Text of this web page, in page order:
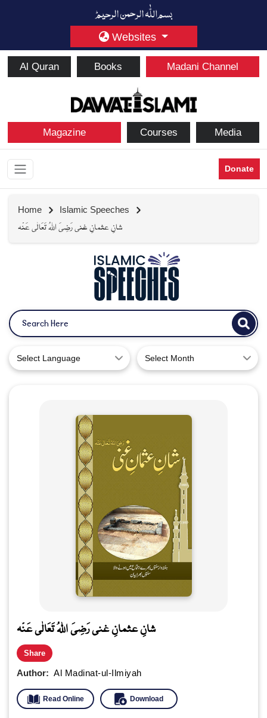
Websites
Al Quran Books Madani Channel
Magazine Courses Media
Donate
Home Islamic Speeches
شانِ عثمانِ غنی رَضِیَ اللہُ تَعَالٰی عَنْہ
Select Language Select Month
شانِ عثمانِ غنی رَضِیَ اللہُ تَعَالٰی عَنْہ
Share
Author: Al Madinat-ul-Ilmiyah
Read Online Download